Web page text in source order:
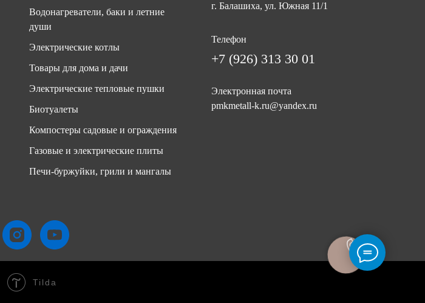
Водонагреватели, баки и летние
души
Электрические котлы
Товары для дома и дачи
Электрические тепловые пушки
Биотуалеты
Компостеры садовые и ограждения
Газовые и электрические плиты
Печи-буржуйки, грили и мангалы
г. Балашиха, ул. Южная 11/1
Телефон
+7 (926) 313 30 01
Электронная почта
pmkmetall-k.ru@yandex.ru
Tilda